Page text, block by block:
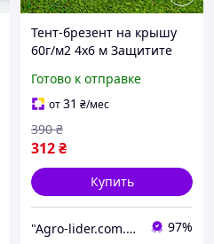
Тент-брезент на крышу
60г/м2 4х6 м Защитите
Готово к отправке
от31 ₴/мес
312₴
390 ₴
Купить
"Agro-lider.com.ua": Ваш проводник в мире садоводства и огородничества! 97%